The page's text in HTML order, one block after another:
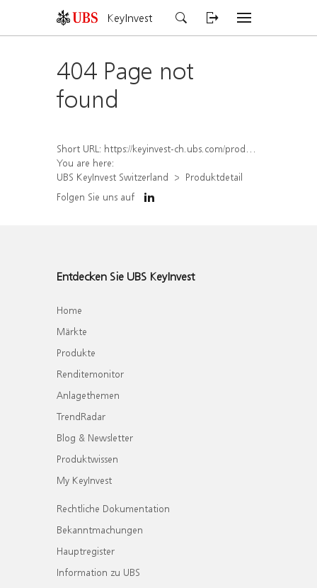
KeyInvest
404 Page not
found
Short URL: https://keyinvest-ch.ubs.com/produkt/detail/index/isin/CH1567418590
You are here:
UBS KeyInvest Switzerland
Produktdetail
Folgen Sie uns auf
Entdecken Sie UBS KeyInvest
Home
Märkte
Produkte
Renditemonitor
Anlagethemen
TrendRadar
Blog & Newsletter
Produktwissen
My KeyInvest
Rechtliche Dokumentation
Bekanntmachungen
Hauptregister
Information zu UBS